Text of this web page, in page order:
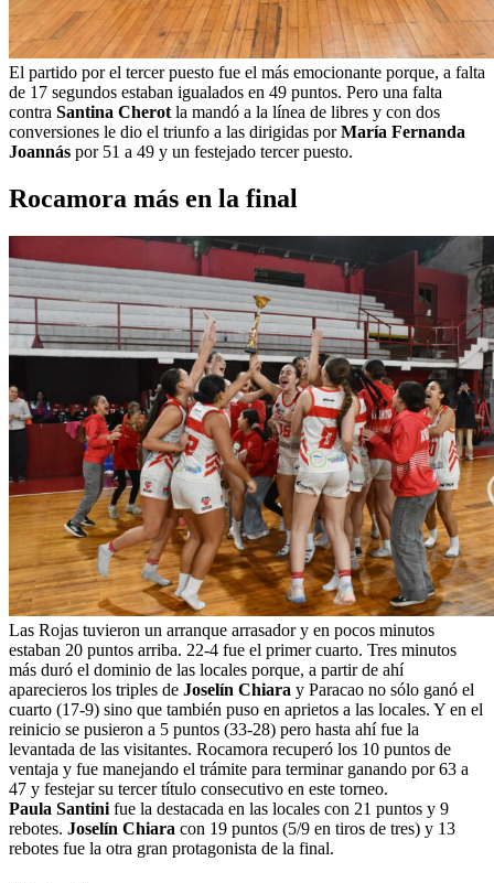
El partido por el tercer puesto fue el más emocionante porque, a falta
de 17 segundos estaban igualados en 49 puntos. Pero una falta
contra Santina Cherotla mandó a la línea de libres y con dos
conversiones le dio el triunfo a las dirigidas porMaría Fernanda
Joannás por 51 a 49 y un festejado tercer puesto.
Rocamora más en la final
Las Rojas tuvieron un arranque arrasador y en pocos minutos
estaban 20 puntos arriba. 22-4 fue el primer cuarto. Tres minutos
más duró el dominio de las locales porque, a partir de ahí
aparecieros los triples de Joselín Chiara y Paracao no sólo ganó el
cuarto (17-9) sino que también puso en aprietos a las locales. Y en el
reinicio se pusieron a 5 puntos (33-28) pero hasta ahí fue la
levantada de las visitantes. Rocamora recuperó los 10 puntos de
ventaja y fue manejando el trámite para terminar ganando por 63 a
47 y festejar su tercer título consecutivo en este torneo.
Paula Santini fue la destacada en las locales con 21 puntos y 9
rebotes. Joselín Chiara con 19 puntos (5/9 en tiros de tres) y 13
rebotes fue la otra gran protagonista de la final.